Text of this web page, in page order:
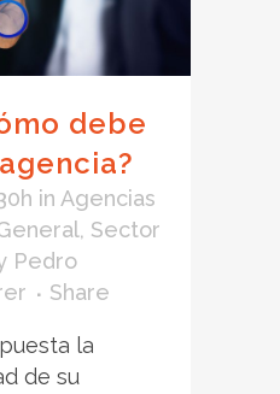
debe
in Agencias
, Sector
Pedro
Share
la
de su